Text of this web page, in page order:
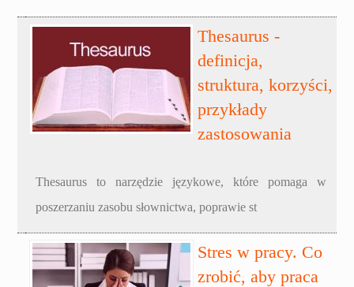
Thesaurus -
definicja,
struktura, korzyści,
przykłady
zastosowania
Thesaurus to narzędzie językowe, które pomaga w
poszerzaniu zasobu słownictwa, poprawie st
Stres w pracy. Co
zrobić, aby praca